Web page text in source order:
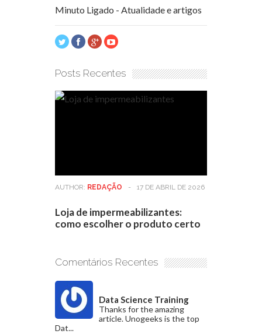
Minuto Ligado - Atualidade e artigos
Posts Recentes
AUTHOR: REDAÇÃO - 17 DE ABRIL DE 2026
Loja de impermeabilizantes:
como escolher o produto certo
Comentários Recentes
Data Science Training
Thanks for the amazing
article. Unogeeks is the top
Dat...